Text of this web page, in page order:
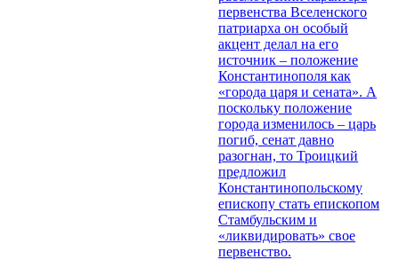
первенства Вселенского
патриарха он особый
акцент делал на его
источник – положение
Константинополя как
«города царя и сената». А
поскольку положение
города изменилось – царь
погиб, сенат давно
разогнан, то Троицкий
предложил
Константинопольскому
епископу стать епископом
Стамбульским и
«ликвидировать» свое
первенство.